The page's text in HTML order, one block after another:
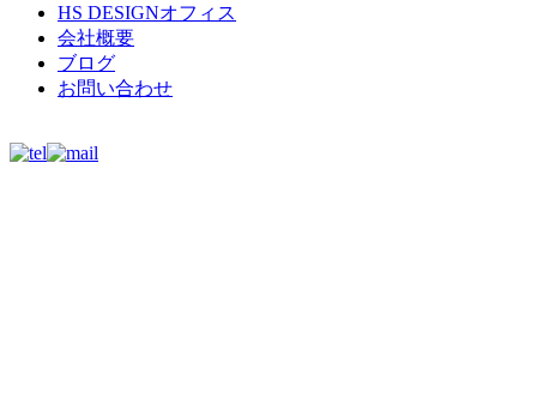
HS DESIGNオフィス
会社概要
ブログ
お問い合わせ